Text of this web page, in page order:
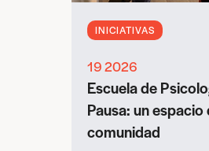
INICIATIVAS
19 2026
Escuela de
Pausa: un
comunidad